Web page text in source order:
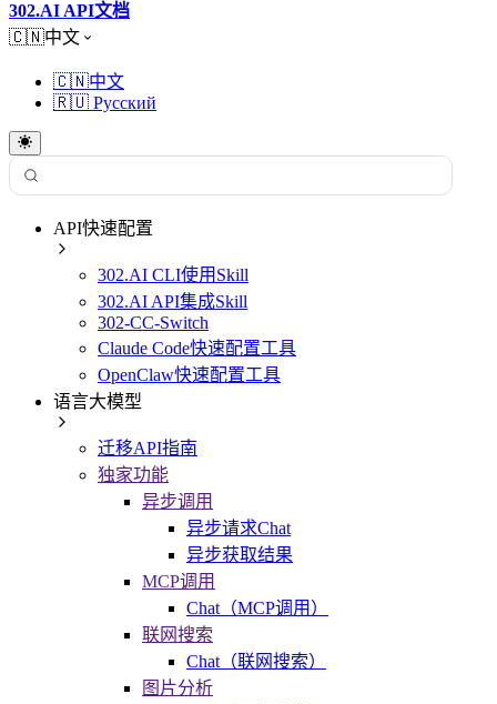
302.AI API文档
🇨🇳中文
🇨🇳中文
🇷🇺 Русский
API快速配置
302.AI CLI使用Skill
302.AI API集成Skill
302-CC-Switch
Claude Code快速配置工具
OpenClaw快速配置工具
语言大模型
迁移API指南
独家功能
异步调用
异步请求Chat
异步获取结果
MCP调用
Chat（MCP调用）
联网搜索
Chat（联网搜索）
图片分析